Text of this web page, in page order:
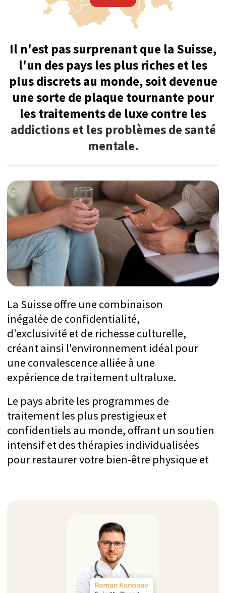
La Suisse offre une combinaison
inégalée de confidentialité,
créant ainsi l'environnement idéal pour
une convalescence alliée à une
expérience de traitement ultraluxe.
Le pays abrite les programmes de
traitement les plus prestigieux et
confidentiels au monde, offrant un soutien
intensif et des thérapies individualisées
pour restaurer votre bien-être physique et
mental.
SwissMedExpert est une société de
conciergerie médicale
professionnelle qui propose des
traitements dans les cliniques
professeurs derenommée
mondiale
Plus de 70 cliniques vérifiées
Nous avons visité toutes les cliniques pour
attentes des Ultra High-Networth
Individuals
Confidentialité absolue
Nous proposons un traitement de luxe
exécutif selon les standards suisses avec
un accompagnement hautement
personnalisé et une discrétion absolue